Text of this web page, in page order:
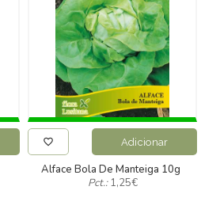
Adicionar
Alface Bola De Manteiga 10g
Pct.:1,25€